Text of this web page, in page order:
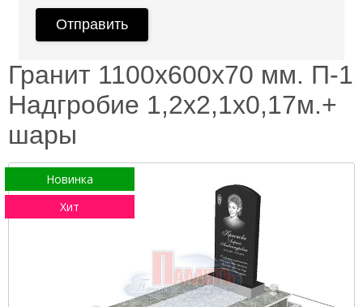
Гранит 1100х600х70 мм. П-1
Надгробие 1,2х2,1х0,17м.+
шары
Новинка
Хит